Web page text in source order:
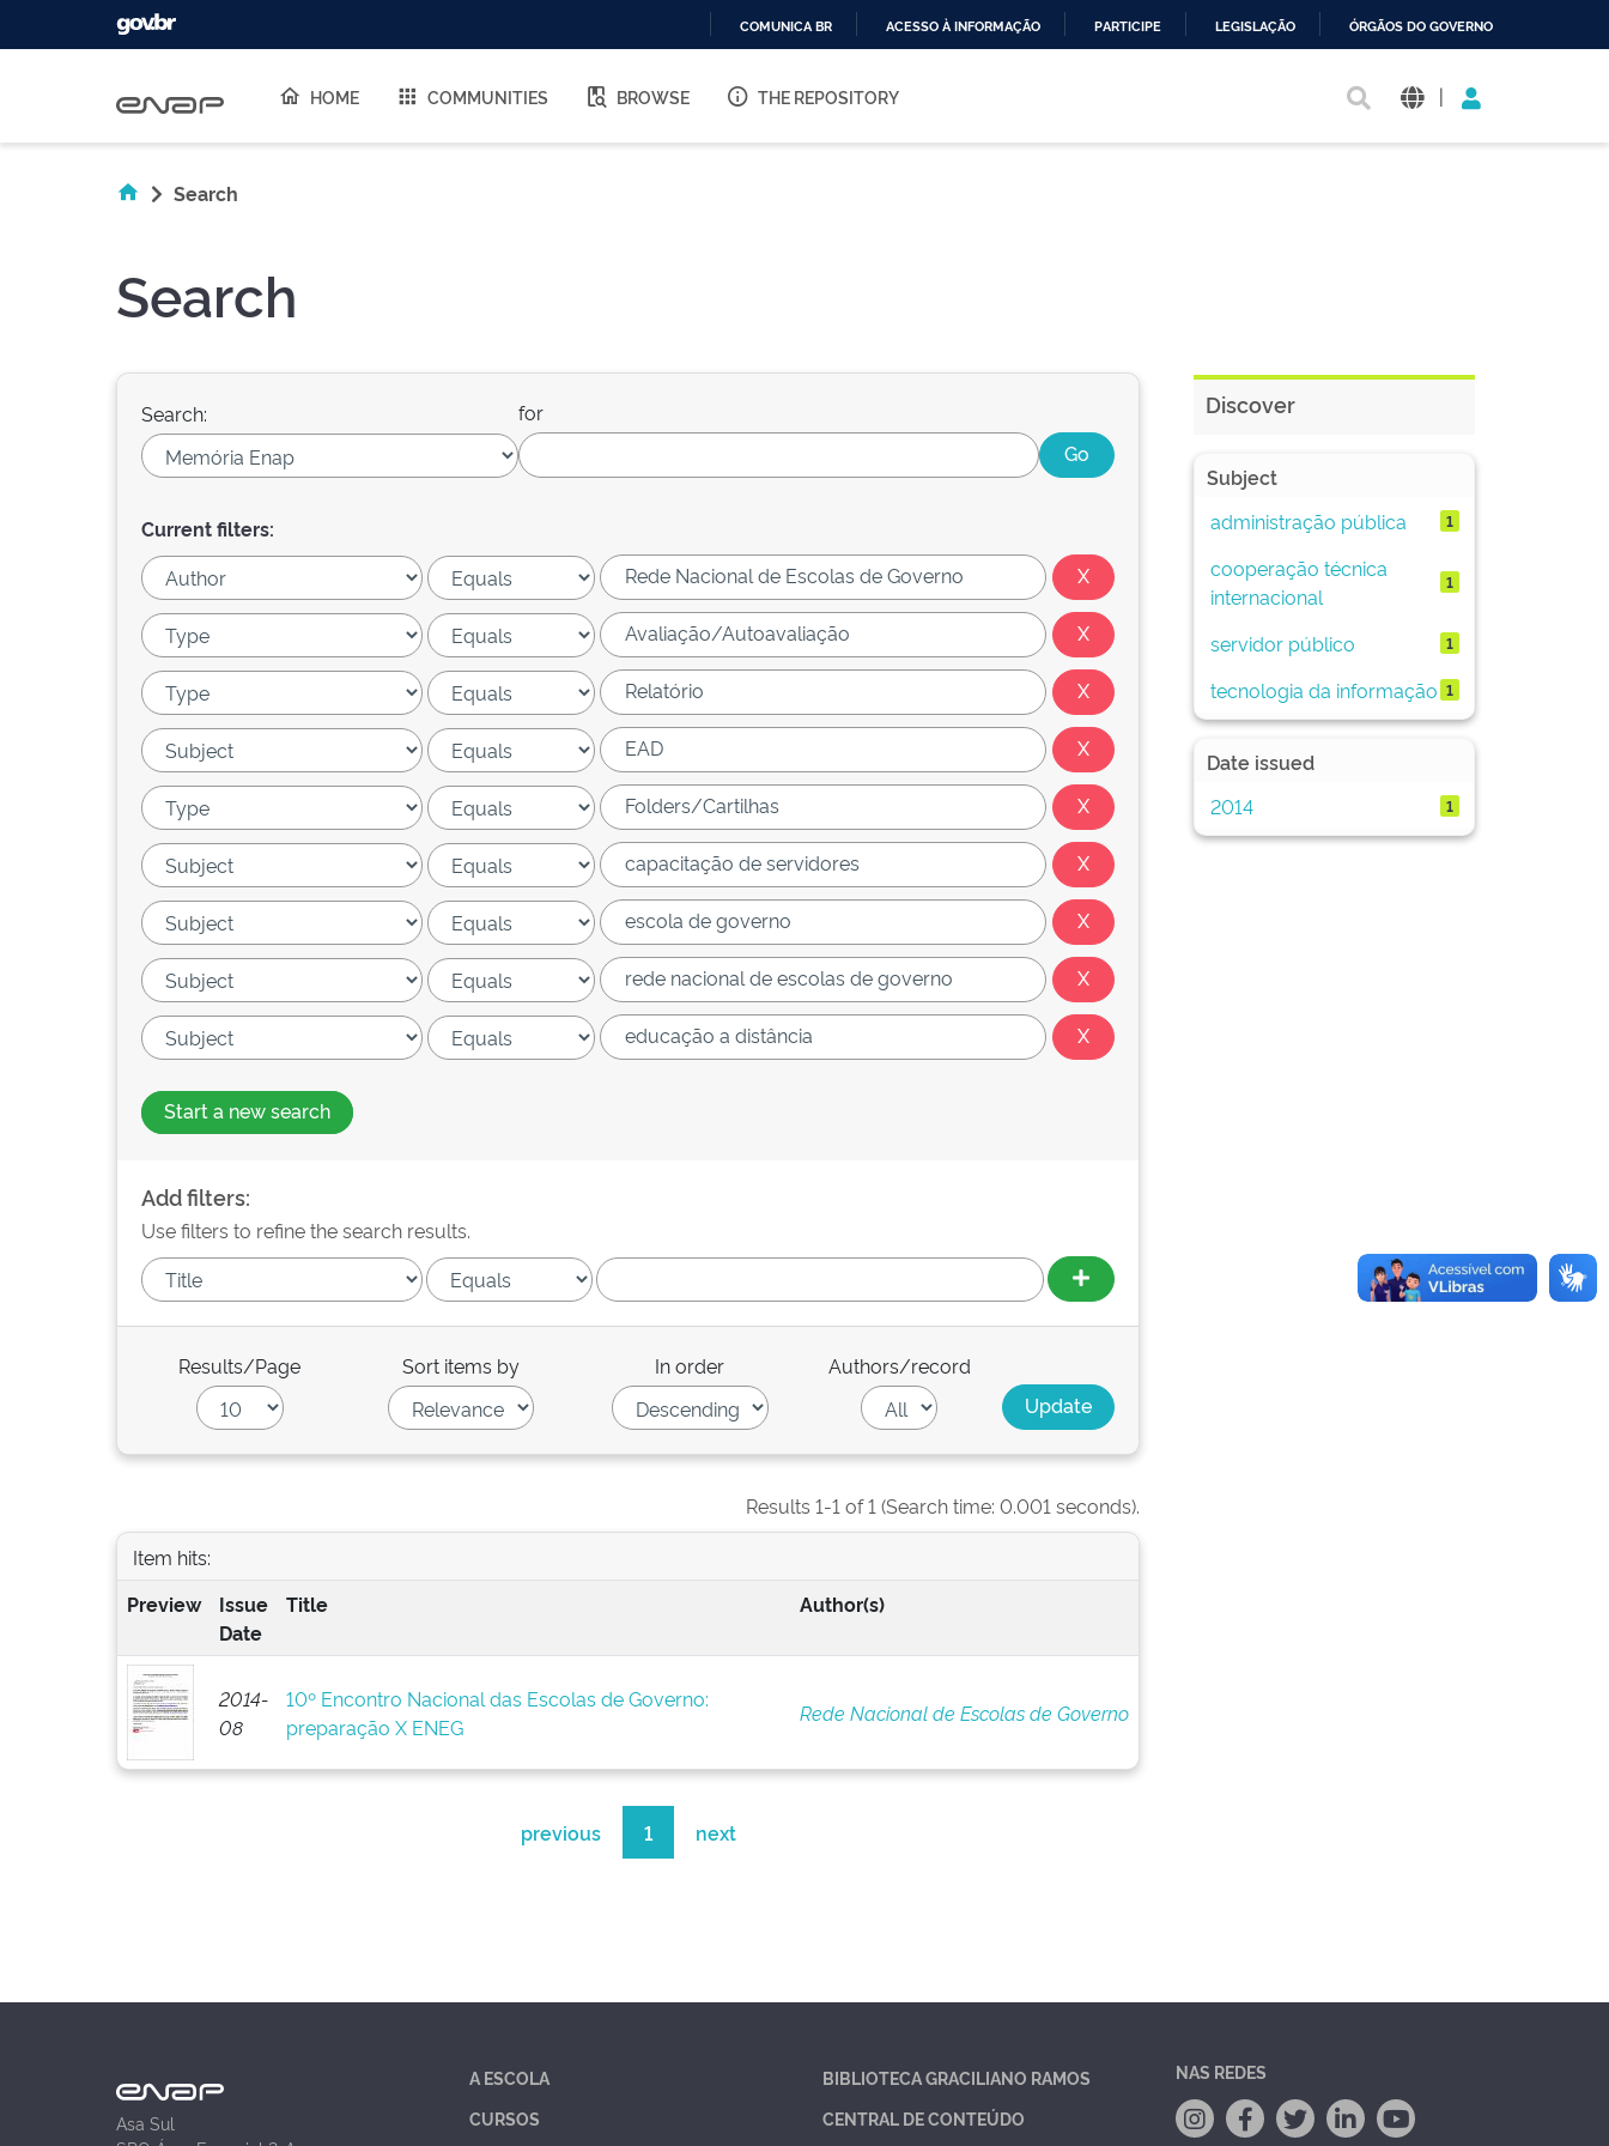
O
COMUNICA BR ACESSO À INFORMAÇÃO PARTICIPE LEGISLAÇÃO ÓRGÃOS DO GOVERNO
HOME COMMUNITIES BROWSE THE REPOSITORY |
Search
Search
Search: for
Current filters:
Start a new search
Add filters:
Use filters to refine the search results.
Results/Page Sort items by In order Authors/record
Results 1-1 of 1 (Search time: 0.001 seconds).
Item hits:
Preview
Issue
Date
Title Author(s)
2014-
08
10º Encontro Nacional das Escolas de Governo:
preparação X ENEG
Rede Nacional de Escolas de Governo
previous 1 next
Discover
Subject
administração pública
1
cooperação técnica
internacional
1
servidor público 1
tecnologia da informação 1
Date issued
2014
1
Asa Sul
A ESCOLA
CURSOS
BIBLIOTECA GRACILIANO RAMOS
CENTRAL DE CONTEÚDO
NAS REDES